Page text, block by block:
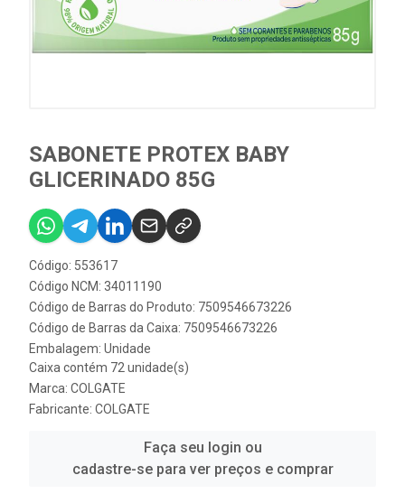
SABONETE PROTEX BABY
GLICERINADO 85G
Código: 553617
Código NCM: 34011190
Código de Barras do Produto: 7509546673226
Código de Barras da Caixa: 7509546673226
Embalagem: Unidade
Caixa contém 72 unidade(s)
Marca: COLGATE
Fabricante: COLGATE
Faça seu login ou
cadastre-se para ver preços e comprar